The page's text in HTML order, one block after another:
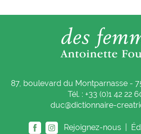
87, boulevard du Montparnasse -
Tél. : +33 (0)1 42 22
duc@dictionnaire-
Rejoignez-nous |